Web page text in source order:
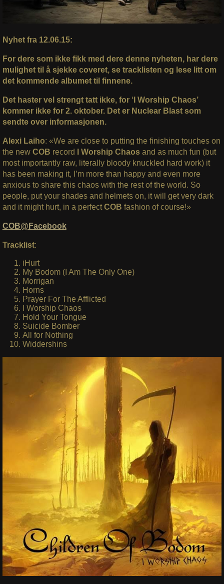
Nyhet fra 12.06.15:
For dere som ikke fikk med dere denne nyheten, har dere
mulighet til å sjekke coveret, se tracklisten og lese litt om
det kommende albumet til finnene.
Det haster vel strengt tatt ikke, for ‘I Worship Chaos’
kommer ikke for 2. oktober. Det er Nuclear Blast som
sendte over informasjonen.
Alexi Laiho: «We are close to putting the finishing touches on
the new COB record I Worship Chaos and as much fun (but
most importantly raw, literally bloody knuckled hard work) it
has been making it, I’m more than happy and even more
anxious to share this chaos with the rest of the world. So
people, put your shades and helmets on, it will get very dark
and it might hurt, in a perfectCOB fashion of course!»
COB@Facebook
Tracklist:
iHurt
My Bodom (I Am The Only One)
Morrigan
Horns
Prayer For The Afflicted
I Worship Chaos
Hold Your Tongue
Suicide Bomber
All for Nothing
Widdershins